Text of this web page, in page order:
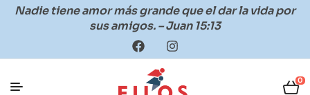
Nadie tiene amor más grande que el dar la vida por
sus amigos. – Juan 15:13
0